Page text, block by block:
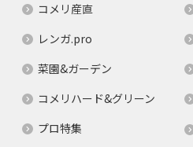
コメリ産直
レンガ.pro
菜園&ガーデン
コメリハード&グリーン
プロ特集